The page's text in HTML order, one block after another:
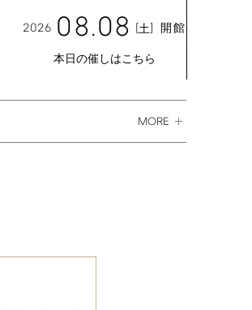
2026 08.08 [土] 開館
本日の催しはこちら
MORE